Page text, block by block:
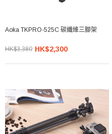
Aoka TKPRO-525C 碳纖維三腳架
HK$3,380 HK$2,300